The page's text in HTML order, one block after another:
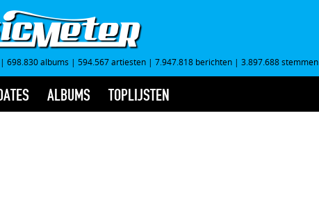
| 698.830 albums | 594.567 artiesten | 7.947.818 berichten | 3.897.688 stemmen
ALBUMS TOPLIJSTEN